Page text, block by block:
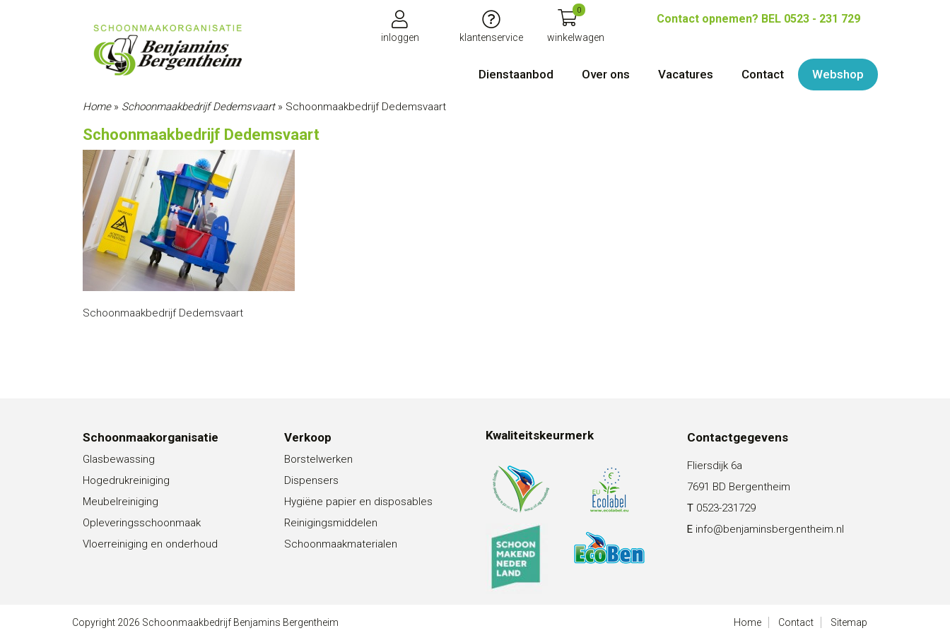
inloggen klantenservice
0
winkelwagen
Contact opnemen? BEL 0523 - 231 729
Dienstaanbod Over ons Vacatures Contact Webshop
Home» Schoonmaakbedrijf Dedemsvaart» Schoonmaakbedrijf Dedemsvaart
Schoonmaakbedrijf Dedemsvaart
Schoonmaakbedrijf Dedemsvaart
Schoonmaakorganisatie
Glasbewassing
Hogedrukreiniging
Meubelreiniging
Opleveringsschoonmaak
Vloerreiniging en onderhoud
Verkoop
Borstelwerken
Dispensers
Hygiëne papier en disposables
Reinigingsmiddelen
Schoonmaakmaterialen
Kwaliteitskeurmerk Contactgegevens
Fliersdijk 6a
7691 BD Bergentheim
T 0523-231729
E info@benjaminsbergentheim.nl
Copyright 2026 Schoonmaakbedrijf Benjamins Bergentheim
Home Contact Sitemap